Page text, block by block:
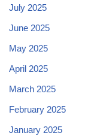
July 2025
June 2025
May 2025
April 2025
March 2025
February 2025
January 2025